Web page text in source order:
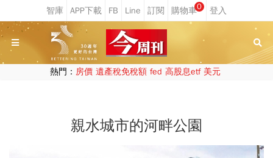
0
熱門： 房價 遺產稅免稅額 fed 高股息etf 美元
親水城市的河畔公園